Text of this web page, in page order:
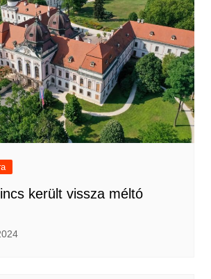
került vissza méltó